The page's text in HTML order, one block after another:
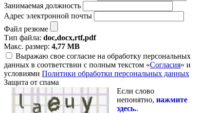
Занимаемая должность
Адрес электронной почты
Файл резюме
Тип файла: doc,docx,rtf,pdf
Макс. размер: 4,77 MB
Выражаю свое согласие на обработку персональных
данных в соответствии с полным текстом «Согласия» и
условиями Политики обработки персональных данных
Защита от спама
Если слово
непонятно, нажмите
здесь..